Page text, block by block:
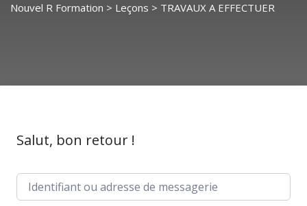
Nouvel R Formation > Leçons > TRAVAUX A EFFECTUER
Salut, bon retour !